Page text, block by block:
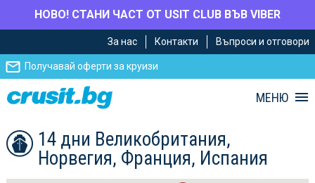
НОВО! СТАНИ ЧАСТ ОТ USIT CLUB ВЪВ VIBER
главното
съдържание
Навигацията
За нас Контакти Въпроси и отговори
Получавай оферти за круизи
МЕНЮ
14 дни Великобритания,
Норвегия, Франция, Испания